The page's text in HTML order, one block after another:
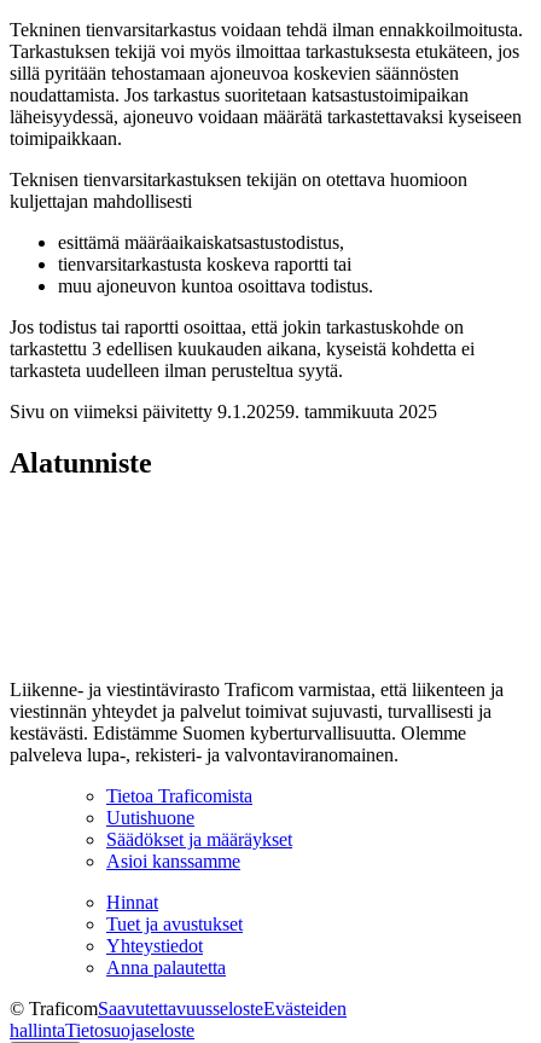
Tekninen tienvarsitarkastus voidaan tehdä ilman ennakkoilmoitusta.
Tarkastuksen tekijä voi myös ilmoittaa tarkastuksesta etukäteen, jos
sillä pyritään tehostamaan ajoneuvoa koskevien säännösten
noudattamista. Jos tarkastus suoritetaan katsastustoimipaikan
läheisyydessä, ajoneuvo voidaan määrätä tarkastettavaksi kyseiseen
toimipaikkaan.
Teknisen tienvarsitarkastuksen tekijän on otettava huomioon
kuljettajan mahdollisesti
esittämä määräaikaiskatsastustodistus,
tienvarsitarkastusta koskeva raportti tai
muu ajoneuvon kuntoa osoittava todistus.
Jos todistus tai raportti osoittaa, että jokin tarkastuskohde on
tarkastettu 3 edellisen kuukauden aikana, kyseistä kohdetta ei
tarkasteta uudelleen ilman perusteltua syytä.
Sivu on viimeksi päivitetty 9.1.20259. tammikuuta 2025
Alatunniste
Liikenne- ja viestintävirasto Traficom varmistaa, että liikenteen ja
viestinnän yhteydet ja palvelut toimivat sujuvasti, turvallisesti ja
kestävästi. Edistämme Suomen kyberturvallisuutta. Olemme
palveleva lupa-, rekisteri- ja valvontaviranomainen.
Tietoa Traficomista
Uutishuone
Säädökset ja määräykset
Asioi kanssamme
Hinnat
Tuet ja avustukset
Yhteystiedot
Anna palautetta
© TraficomSaavutettavuusselosteEvästeiden
hallintaTietosuojaseloste